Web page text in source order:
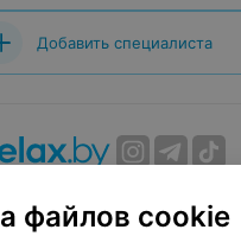
Добавить специалиста
договор
Способы
файлов cookie